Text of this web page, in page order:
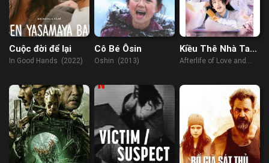
Cuộc đời để lại
In Good Hands (2022)
Cô Bé Ôsin
Oshin (2013)
Kiều Thê Nhà Ta
Không Dễ Chọc
Afterlife of Love and